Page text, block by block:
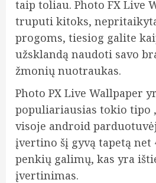
taip toliau. Photo FX Live
truputi kitoks,
progoms, tiesiog galite
užsklandą naudoti savo
žmonių nuotraukas.
Photo PX Live Wallpaper
populiariausias tokio tipo
visoje android
įvertino šį gyvą tapetą net
penkių galimų, kas yra
įvertinimas.